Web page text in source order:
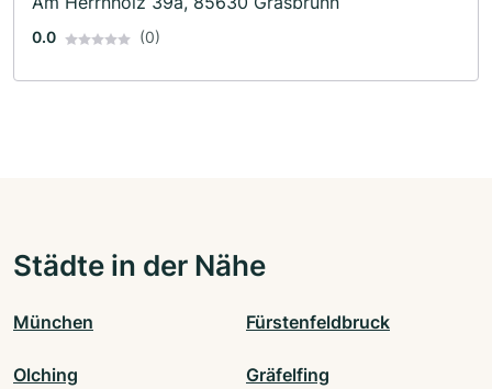
0.0 (0)
Städte in der Nähe
München Fürstenfeldbruck
Olching Gräfelfing